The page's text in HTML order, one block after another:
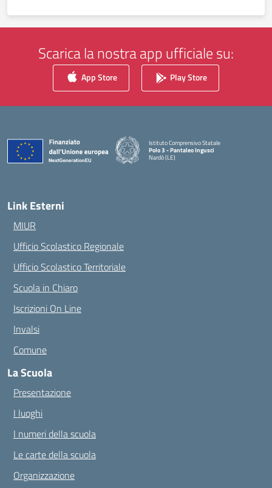
Scarica la nostra app ufficiale su:
App Store Play Store
Istituto Comprensivo Statale
Polo 3 - Pantaleo Ingusci
Nardò (LE)
Link Esterni
MIUR
Ufficio Scolastico Regionale
Ufficio Scolastico Territoriale
Scuola in Chiaro
Iscrizioni On Line
Invalsi
Comune
La Scuola
Presentazione
I luoghi
I numeri della scuola
Le carte della scuola
Organizzazione